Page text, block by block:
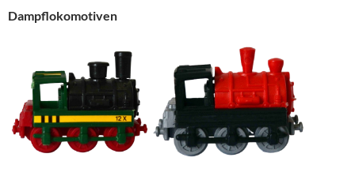
Dampflokomotiven